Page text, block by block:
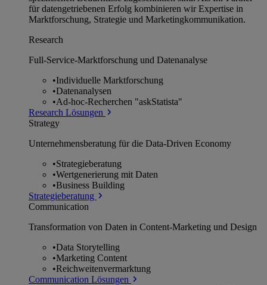
für datengetriebenen Erfolg kombinieren wir Expertise in
Marktforschung, Strategie und Marketingkommunikation.
Research
Full-Service-Marktforschung und Datenanalyse
•Individuelle Marktforschung
•Datenanalysen
•Ad-hoc-Recherchen "askStatista"
Research Lösungen
Strategy
Unternehmens­beratung für die Data-Driven Economy
•Strategieberatung
•Wertgenerierung mit Daten
•Business Building
Strategieberatung
Communication
Transformation von Daten in Content-Marketing und Design
•Data Storytelling
•Marketing Content
•Reichweitenvermarktung
Communication Lösungen